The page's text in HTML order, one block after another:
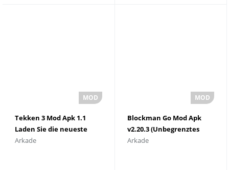
Tekken 3 Mod Apk 1.1
Laden Sie die neueste
Version fÃ¼r Android
Arkade
Blockman Go Mod Apk
v2.20.3 (Unbegrenztes
Geld 2023)
Arkade